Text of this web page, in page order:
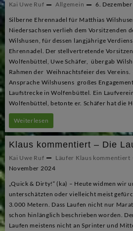
Kai Uwe Ruf Allgemein 6.
Silberne Ehrennadel für Matthias
Niedersachsen verlieh dem Vorsitzenden
Wilshusen, für dessen langjährige
Ehrennadel. Der stellvertretende
Wolfenbüttel, Uwe Schäfer, übergab
Rahmen der Weihnachtsfeier des
Ansprache Wilshusens großes
Laufstrecke in Wolfenbüttel. Ein
Wolfenbüttel, betonte er. Schäfer hat die
Landessportbund
ehrt
Matthias
Wilshusen
Weiterlesen
Klaus kommentiert – Die
Kai Uwe Ruf Läufer Klaus kommentiert
November 2024
„Quick & Dirty!“ (ka) – Heute widmen wir
unterschätzten oder vielleicht meist
3.000 Metern. Dass Laufen nicht nur
schon hinlänglich beschrieben worden.
Laufen meistens nicht an Sprinter und